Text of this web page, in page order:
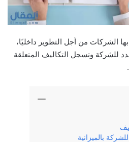
الشركات من أجل التطوير داخليًا،
للشركة وتسجل التكاليف المتعلقة
بالميزانية